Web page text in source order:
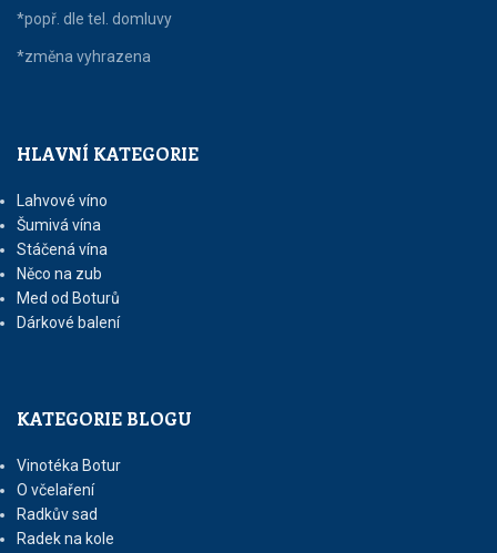
*popř. dle tel. domluvy
*změna vyhrazena
HLAVNÍ KATEGORIE
Lahvové víno
Šumivá vína
Stáčená vína
Něco na zub
Med od Boturů
Dárkové balení
KATEGORIE BLOGU
Vinotéka Botur
O včelaření
Radkův sad
Radek na kole